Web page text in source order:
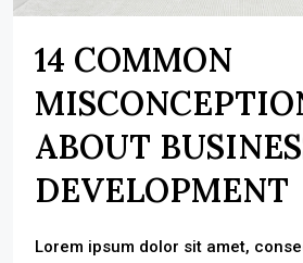
14 COMMON
ABOUT
DEVELOPMENT
Lorem ipsum dolor sit amet,